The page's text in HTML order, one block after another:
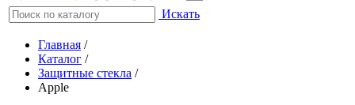
Искать
Главная /
Каталог /
Защитные стекла /
Apple